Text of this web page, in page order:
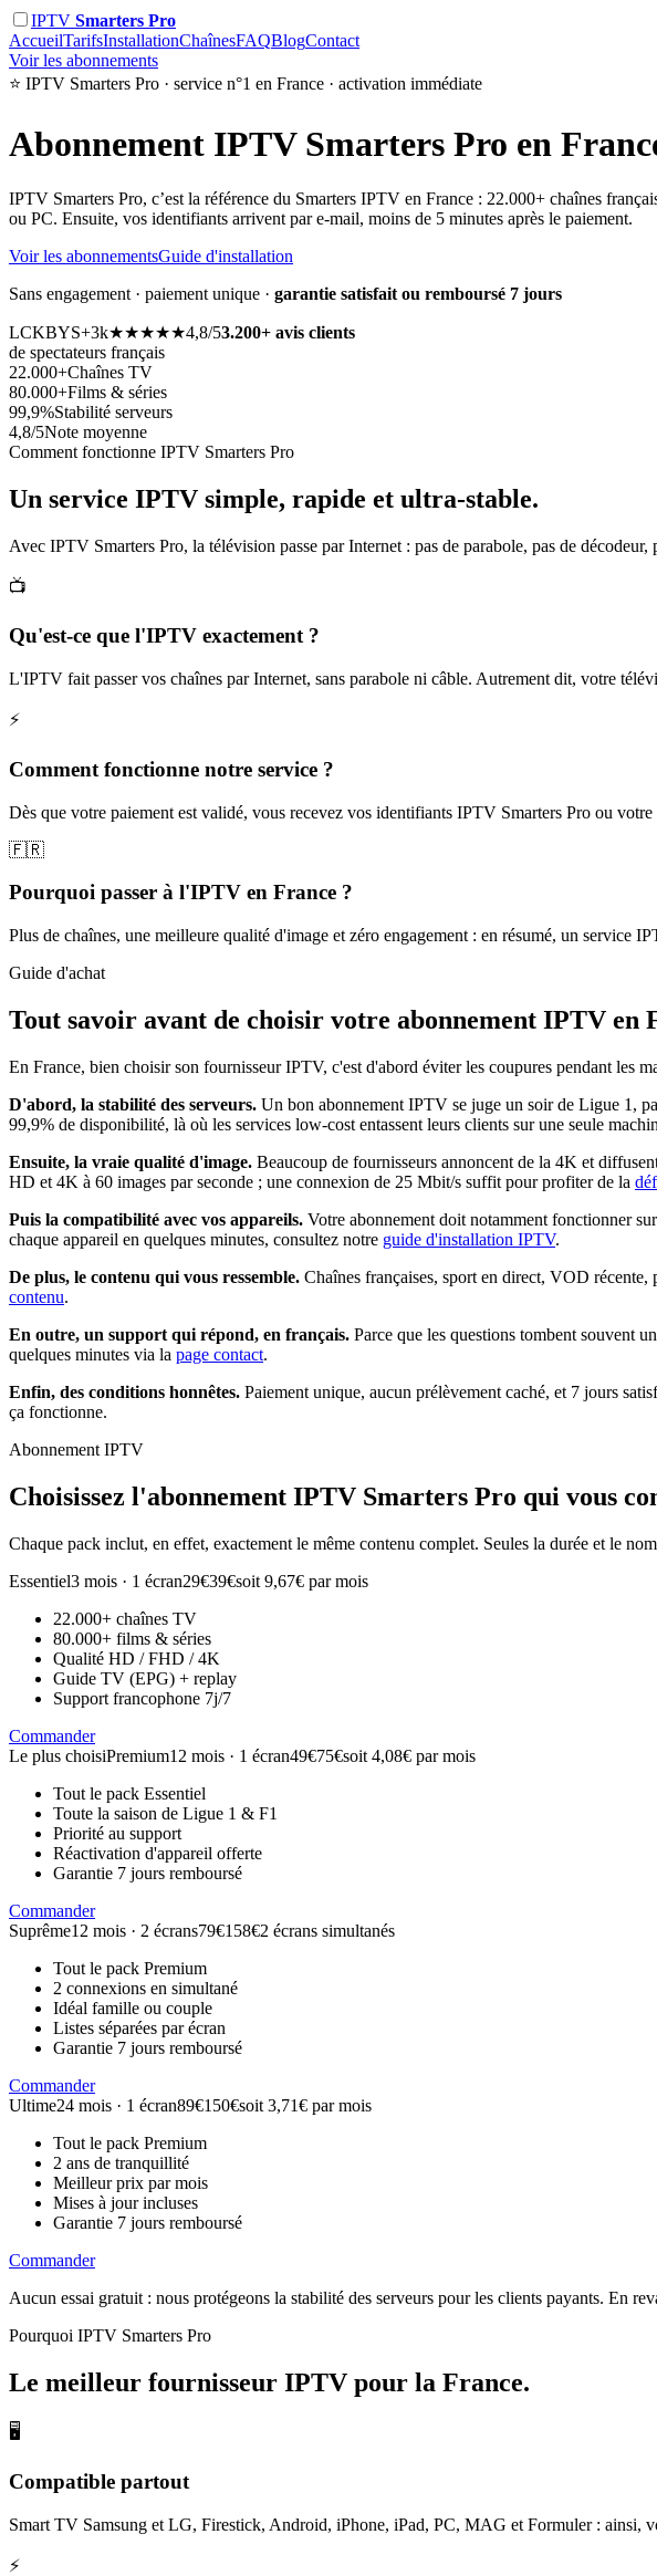
IPTV Smarters Pro
AccueilTarifsInstallationChaînesFAQBlogContact
Voir les abonnements
⭐ IPTV Smarters Pro · service n°1 en France · activation immédiate
Abonnement IPTV Smarters Pro en
IPTV Smarters Pro, c’est la référence du Smarters IPTV en France : 22.000+ chaînes
ou PC. Ensuite, vos identifiants arrivent par e-mail, moins de 5 minutes après le paiement.
Voir les abonnementsGuide d'installation
Sans engagement · paiement unique · garantie satisfait ou remboursé 7 jours
LCKBYS+3k★★★★★4,8/53.200+ avis clients
de spectateurs français
22.000+Chaînes TV
80.000+Films & séries
99,9%Stabilité serveurs
4,8/5Note moyenne
Comment fonctionne IPTV Smarters Pro
Un service IPTV simple, rapide et ultra-stable.
Avec IPTV Smarters Pro, la télévision passe par Internet : pas de parabole, pas de
📺
Qu'est-ce que l'IPTV exactement ?
L'IPTV fait passer vos chaînes par Internet, sans parabole ni câble. Autrement dit, votre
⚡
Comment fonctionne notre service ?
Dès que votre paiement est validé, vous recevez vos identifiants IPTV Smarters Pro ou
🇫🇷
Pourquoi passer à l'IPTV en France ?
Plus de chaînes, une meilleure qualité d'image et zéro engagement : en résumé, un
Guide d'achat
Tout savoir avant de choisir votre abonnement IPTV en
En France, bien choisir son fournisseur IPTV, c'est d'abord éviter les coupures pendant les
D'abord, la stabilité des serveurs. Un bon abonnement IPTV se juge un soir de Ligue 1,
99,9% de disponibilité, là où les services low-cost entassent leurs clients sur une seule
Ensuite, la vraie qualité d'image. Beaucoup de fournisseurs annoncent de la 4K et
HD et 4K à 60 images par seconde ; une connexion de 25 Mbit/s suffit pour profiter de la
Puis la compatibilité avec vos appareils. Votre abonnement doit notamment fonctionner
chaque appareil en quelques minutes, consultez notre guide d'installation IPTV.
De plus, le contenu qui vous ressemble. Chaînes françaises, sport en direct, VOD récente,
contenu.
En outre, un support qui répond, en français. Parce que les questions tombent souvent
quelques minutes via la page contact.
Enfin, des conditions honnêtes. Paiement unique, aucun prélèvement caché, et 7 jours
ça fonctionne.
Abonnement IPTV
Choisissez l'abonnement IPTV Smarters Pro qui vous
Chaque pack inclut, en effet, exactement le même contenu complet. Seules la durée et le
Essentiel3 mois · 1 écran29€39€soit 9,67€ par mois
22.000+ chaînes TV
80.000+ films & séries
Qualité HD / FHD / 4K
Guide TV (EPG) + replay
Support francophone 7j/7
Commander
Le plus choisiPremium12 mois · 1 écran49€75€soit 4,08€ par mois
Tout le pack Essentiel
Toute la saison de Ligue 1 & F1
Priorité au support
Réactivation d'appareil offerte
Garantie 7 jours remboursé
Commander
Suprême12 mois · 2 écrans79€158€2 écrans simultanés
Tout le pack Premium
2 connexions en simultané
Idéal famille ou couple
Listes séparées par écran
Garantie 7 jours remboursé
Commander
Ultime24 mois · 1 écran89€150€soit 3,71€ par mois
Tout le pack Premium
2 ans de tranquillité
Meilleur prix par mois
Mises à jour incluses
Garantie 7 jours remboursé
Commander
Aucun essai gratuit : nous protégeons la stabilité des serveurs pour les clients payants. En
Pourquoi IPTV Smarters Pro
Le meilleur fournisseur IPTV pour la France.
🖥
Compatible partout
Smart TV Samsung et LG, Firestick, Android, iPhone, iPad, PC, MAG et Formuler : ainsi,
⚡